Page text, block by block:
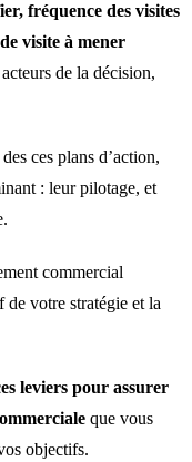
fréquence des visites
visite à mener
de la décision,
ces plans d’action,
: leur pilotage, et
commercial
de votre stratégie et la
leviers pour assurer
que vous
objectifs.